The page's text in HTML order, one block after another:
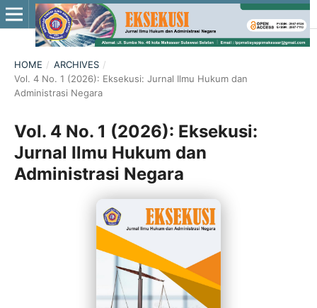
HOME / ARCHIVES /
Vol. 4 No. 1 (2026): Eksekusi: Jurnal Ilmu Hukum dan
Administrasi Negara
Vol. 4 No. 1 (2026): Eksekusi:
Jurnal Ilmu Hukum dan
Administrasi Negara